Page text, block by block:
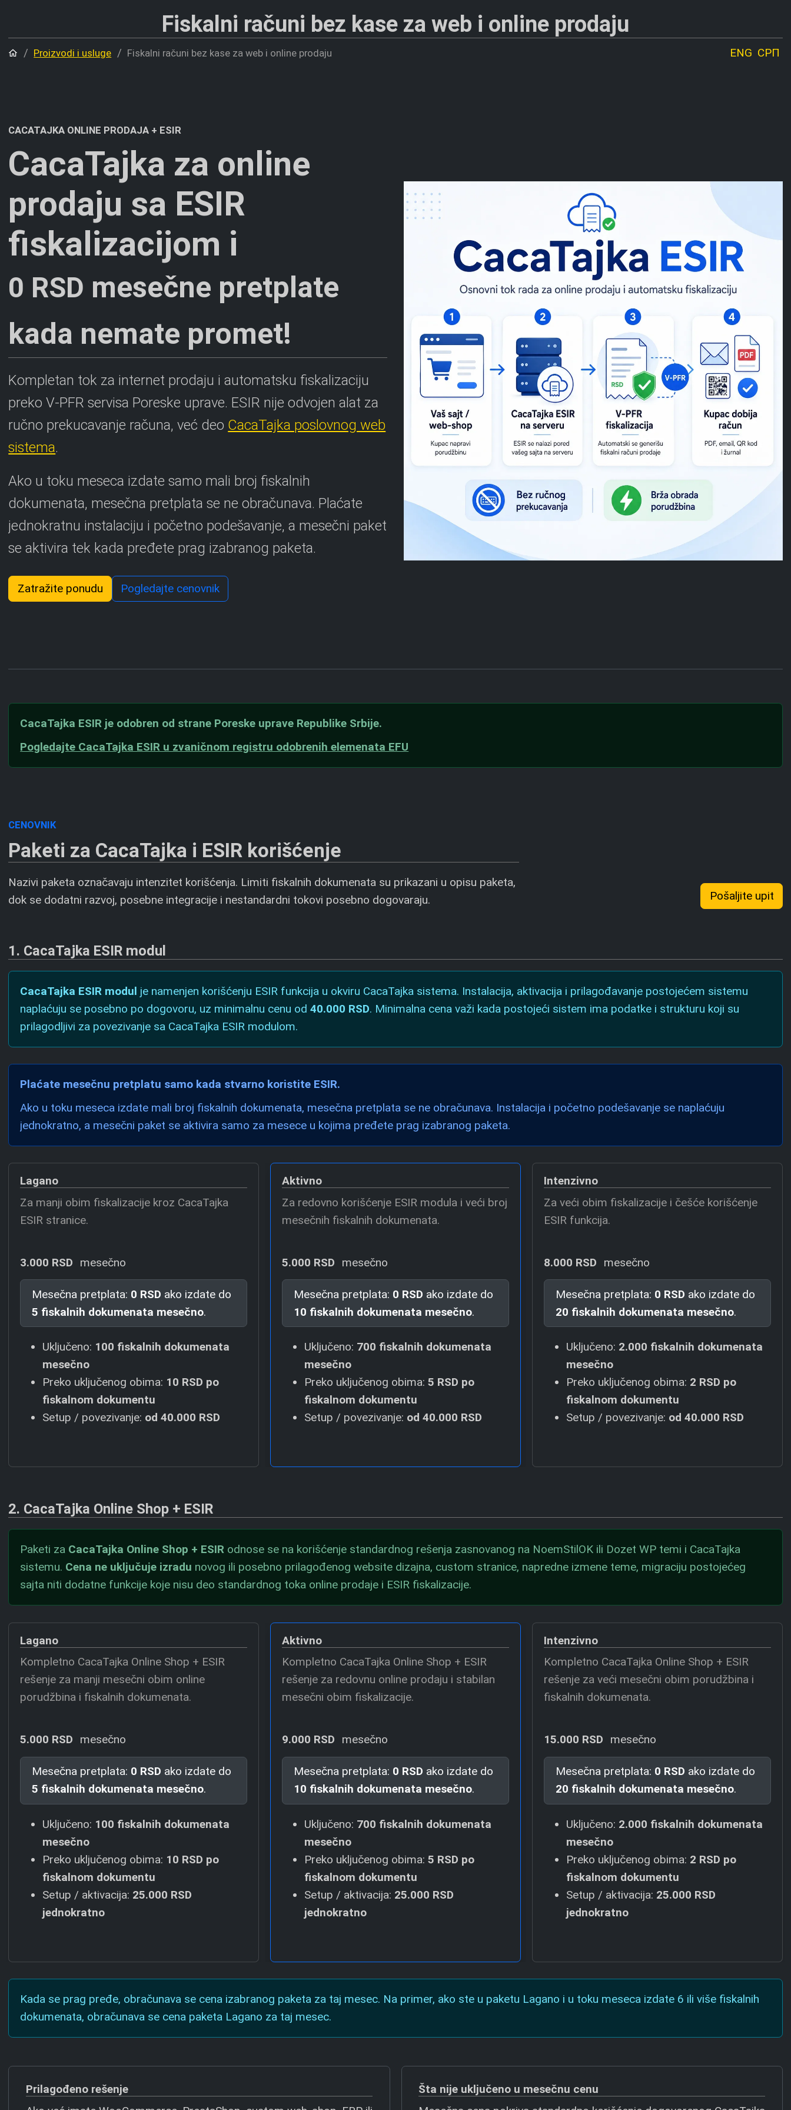
Fiskalni računi bez kase za web i online prodaju
Početna
Proizvodi i usluge Fiskalni računi bez kase za web i online prodaju ENG СРП
CACATAJKA ONLINE PRODAJA + ESIR
CacaTajka za online
prodaju sa ESIR
fiskalizacijom i
0 RSD mesečne pretplate
kada nemate promet!
Kompletan tok za internet prodaju i automatsku fiskalizaciju
preko V-PFR servisa Poreske uprave. ESIR nije odvojen alat za
ručno prekucavanje računa, već deo CacaTajka poslovnog web
sistema.
Ako u toku meseca izdate samo mali broj fiskalnih
dokumenata, mesečna pretplata se ne obračunava. Plaćate
jednokratnu instalaciju i početno podešavanje, a mesečni paket
se aktivira tek kada pređete prag izabranog paketa.
Zatražite ponudu Pogledajte cenovnik
CacaTajka ESIR je odobren od strane Poreske uprave Republike Srbije.
Pogledajte CacaTajka ESIR u zvaničnom registru odobrenih elemenata EFU
CENOVNIK
Paketi za CacaTajka i ESIR korišćenje
Nazivi paketa označavaju intenzitet korišćenja. Limiti fiskalnih dokumenata su prikazani u opisu paketa,
dok se dodatni razvoj, posebne integracije i nestandardni tokovi posebno dogovaraju.
Pošaljite upit
1. CacaTajka ESIR modul
CacaTajka ESIR modul je namenjen korišćenju ESIR funkcija u okviru CacaTajka sistema. Instalacija, aktivacija i prilagođavanje postojećem sistemu
naplaćuju se posebno po dogovoru, uz minimalnu cenu od40.000 RSD. Minimalna cena važi kada postojeći sistem ima podatke i strukturu koji su
prilagodljivi za povezivanje sa CacaTajka ESIR modulom.
Plaćate mesečnu pretplatu samo kada stvarno koristite ESIR.
Ako u toku meseca izdate mali broj fiskalnih dokumenata, mesečna pretplata se ne obračunava. Instalacija i početno podešavanje se naplaćuju
jednokratno, a mesečni paket se aktivira samo za mesece u kojima pređete prag izabranog paketa.
Lagano
Za manji obim fiskalizacije kroz CacaTajka
ESIR stranice.
3.000 RSD mesečno
Mesečna pretplata: 0 RSD ako izdate do
5 fiskalnih dokumenata mesečno.
Uključeno: 100 fiskalnih dokumenata
mesečno
Preko uključenog obima: 10 RSD po
fiskalnom dokumentu
Setup / povezivanje: od40.000 RSD
Aktivno
Za redovno korišćenje ESIR modula i veći broj
mesečnih fiskalnih dokumenata.
5.000 RSD mesečno
Mesečna pretplata: 0 RSD ako izdate do
10 fiskalnih dokumenata mesečno.
Uključeno: 700 fiskalnih dokumenata
mesečno
Preko uključenog obima:5 RSD po
fiskalnom dokumentu
Setup / povezivanje: od40.000 RSD
Intenzivno
Za veći obim fiskalizacije i češće korišćenje
ESIR funkcija.
8.000 RSD mesečno
Mesečna pretplata: 0 RSD ako izdate do
20 fiskalnih dokumenata mesečno.
Uključeno: 2.000 fiskalnih dokumenata
mesečno
Preko uključenog obima: 2 RSD po
fiskalnom dokumentu
Setup / povezivanje: od 40.000 RSD
2. CacaTajka Online Shop + ESIR
Paketi za CacaTajka Online Shop + ESIR odnose se na korišćenje standardnog rešenja zasnovanog na NoemStilOK ili Dozet WP temi i CacaTajka
sistemu. Cena ne uključuje izradu novog ili posebno prilagođenog website dizajna, custom stranice, napredne izmene teme, migraciju postojećeg
sajta niti dodatne funkcije koje nisu deo standardnog toka online prodaje i ESIR fiskalizacije.
Lagano
Kompletno CacaTajka Online Shop + ESIR
rešenje za manji mesečni obim online
porudžbina i fiskalnih dokumenata.
5.000 RSD mesečno
Mesečna pretplata: 0 RSD ako izdate do
5 fiskalnih dokumenata mesečno.
Uključeno: 100 fiskalnih dokumenata
mesečno
Preko uključenog obima: 10 RSD po
fiskalnom dokumentu
Setup / aktivacija: 25.000 RSD
jednokratno
Aktivno
Kompletno CacaTajka Online Shop + ESIR
rešenje za redovnu online prodaju i stabilan
mesečni obim fiskalizacije.
9.000 RSD mesečno
Mesečna pretplata: 0 RSD ako izdate do
10 fiskalnih dokumenata mesečno.
Uključeno: 700 fiskalnih dokumenata
mesečno
Preko uključenog obima:5 RSD po
fiskalnom dokumentu
Setup / aktivacija: 25.000 RSD
jednokratno
Intenzivno
Kompletno CacaTajka Online Shop + ESIR
rešenje za veći mesečni obim porudžbina i
fiskalnih dokumenata.
15.000 RSD mesečno
Mesečna pretplata: 0 RSD ako izdate do
20 fiskalnih dokumenata mesečno.
Uključeno: 2.000 fiskalnih dokumenata
mesečno
Preko uključenog obima: 2 RSD po
fiskalnom dokumentu
Setup / aktivacija: 25.000 RSD
jednokratno
Kada se prag pređe, obračunava se cena izabranog paketa za taj mesec. Na primer, ako ste u paketu Lagano i u toku meseca izdate 6 ili više fiskalnih
dokumenata, obračunava se cena paketa Lagano za taj mesec.
Prilagođeno rešenje
Šta nije uključeno u mesečnu cenu